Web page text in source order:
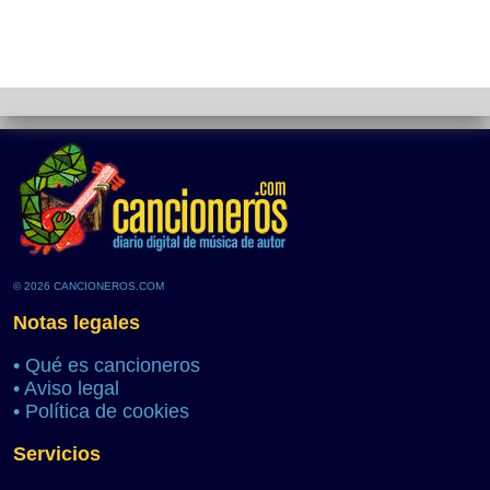
© 2026 CANCIONEROS.COM
Notas legales
• Qué es cancioneros
• Aviso legal
• Política de cookies
Servicios